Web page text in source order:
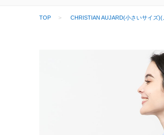
TOP CHRISTIAN AUJARD(小さいサイズ